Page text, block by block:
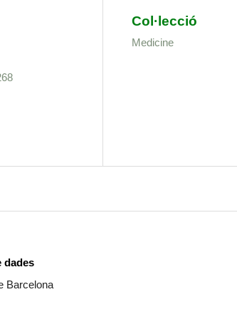
Col·lecció
Medicine
dades
Barcelona